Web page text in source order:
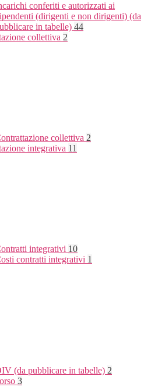
conferiti e autorizzati ai
(dirigenti e non dirigenti) (da
in tabelle) 44
collettiva 2
collettiva 2
integrativa 11
integrativi 10
contratti integrativi 1
(da pubblicare in tabelle) 2
3